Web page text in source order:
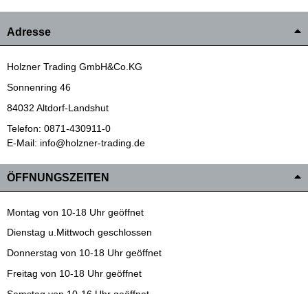
Adresse
Holzner Trading GmbH&Co.KG
Sonnenring 46
84032 Altdorf-Landshut
Telefon: 0871-430911-0
E-Mail: info@holzner-trading.de
ÖFFNUNGSZEITEN
Montag von 10-18 Uhr geöffnet
Dienstag u.Mittwoch geschlossen
Donnerstag von 10-18 Uhr geöffnet
Freitag von 10-18 Uhr geöffnet